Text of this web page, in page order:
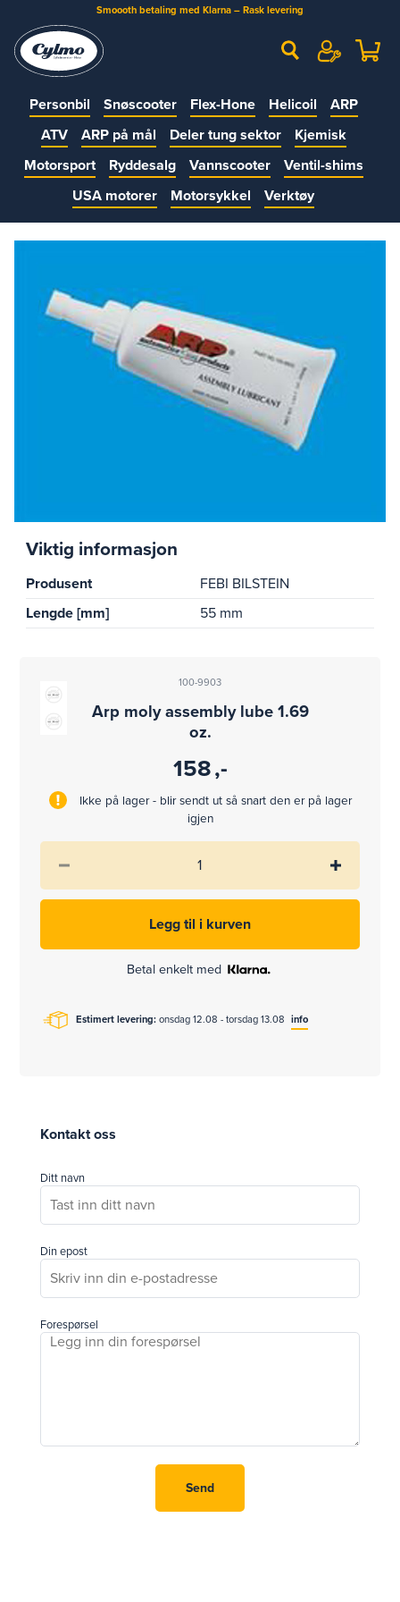
Smoooth betaling med Klarna – Rask levering
Personbil Snøscooter Flex-Hone Helicoil
ARP
ATV
ARP på mål Deler tung sektor
Kjemisk
Motorsport
Ryddesalg Vannscooter
Ventil-shims
USA motorer
Motorsykkel Verktøy
Viktig informasjon
Produsent
FEBI BILSTEIN
Lengde [mm]
55 mm
100-9903
Arp moly assembly lube 1.69
oz.
158,-
Ikke på lager - blir sendt ut så snart den er på lager
igjen
Betal enkelt med
Estimert levering: onsdag 12.08 - torsdag 13.08 info
Kontakt oss
Ditt navn
Din epost
Forespørsel